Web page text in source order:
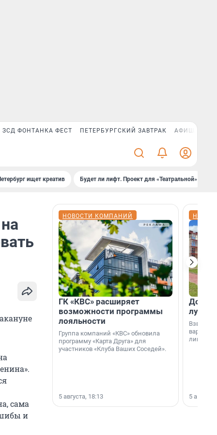
ЗСД ФОНТАНКА ФЕСТ ПЕТЕРБУРГСКИЙ ЗАВТРАК АФИША PLUS
ищет креатив Будет ли лифт. Проект для «Театральной»
сама
и
НОВОСТИ КОМПАНИЙ
ГК «КВС» расширяет
возможности программы
лояльности
Группа компаний «КВС» обновила
программу «Карта Друга» для
участников «Клуба Ваших Соседей».
5 августа, 18:13
Дом
лучше
лишнего
5